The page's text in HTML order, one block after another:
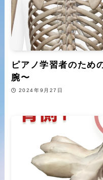
ピアノ学習者のため
腕〜
2024年9月27日